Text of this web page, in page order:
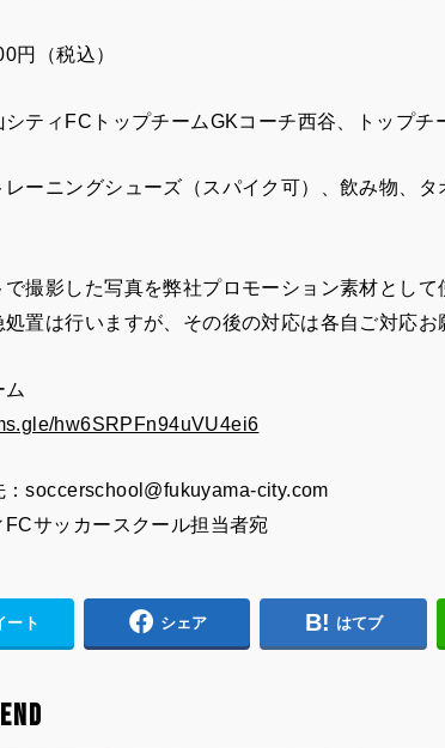
円（税込）
シティFCトップチームGKコーチ西谷、トップチ
レーニングシューズ（スパイク可）、飲み物、タ
で撮影した写真を弊社プロモーション素材とし
置は行いますが、その後の対応は各自ご対応お
ム
hw6SRPFn94uVU4ei6
：soccerschool@fukuyama-city.com
FCサッカースクール担当者宛
ート シェア はてブ